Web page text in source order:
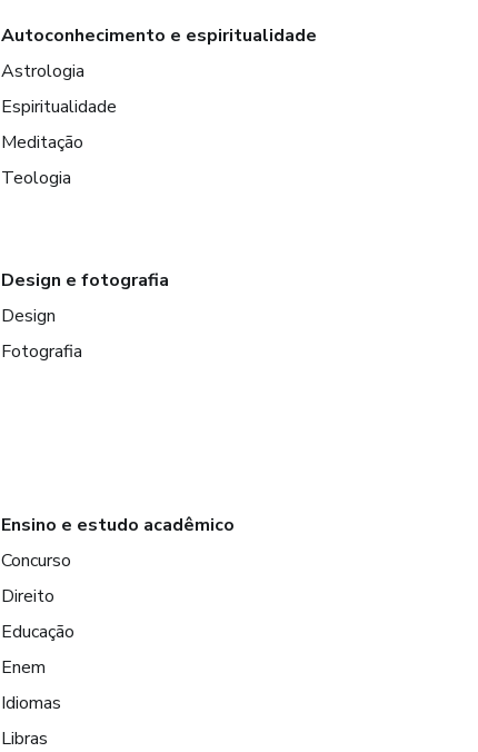
Autoconhecimento e espiritualidade
Astrologia
Espiritualidade
Meditação
Teologia
Design e fotografia
Design
Fotografia
Ensino e estudo acadêmico
Concurso
Direito
Educação
Enem
Idiomas
Libras